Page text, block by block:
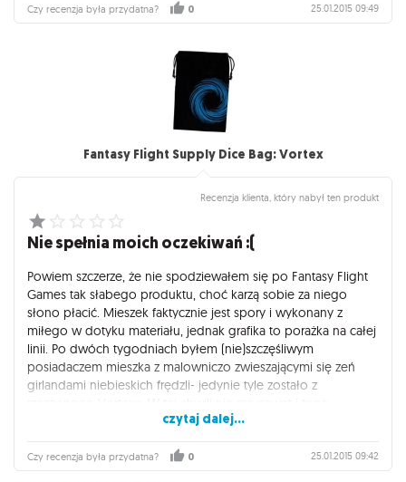
Czy recenzja była przydatna? 0 25.01.2015 09:49
Fantasy Flight Supply Dice Bag: Vortex
Recenzja klienta, który nabył ten produkt
Nie spełnia moich oczekiwań :(
Powiem szczerze, że nie spodziewałem się po Fantasy Flight
Games tak słabego produktu, choć karzą sobie za niego
słono płacić. Mieszek faktycznie jest spory i wykonany z
miłego w dotyku materiału, jednak grafika to porażka na całej
linii. Po dwóch tygodniach byłem (nie)szczęśliwym
posiadaczem mieszka z malowniczo zwieszającymi się zeń
girlandami niebieskich frędzli- jedynie tyle zostało z
pozostał gładki, czarny materiał z golizną w miejscu naklejki.
Przy tej cenie spodziewałem się jednak czegoś trwałego
zamiast przyczepionego "na ślinę" kawałka gumy. Wcześniej
jednak kupiłem z tej serii inny mieszek i takie objawy nie
czytaj dalej...
Czy recenzja była przydatna? 0 25.01.2015 09:42